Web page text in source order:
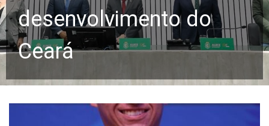
desenvolvimento do
Ceará